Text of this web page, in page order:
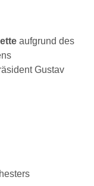
aufgrund des
Gustav